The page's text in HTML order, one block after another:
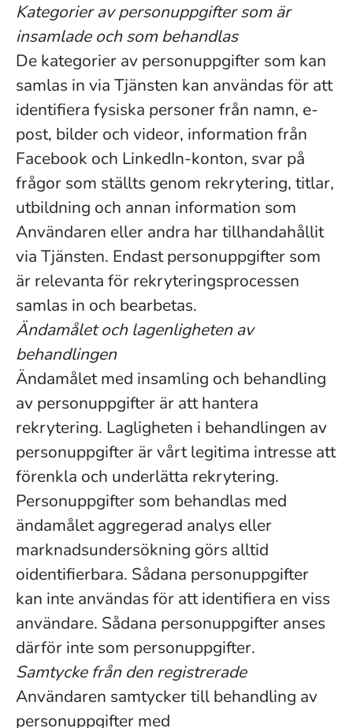
Kategorier av personuppgifter som är
insamlade och som behandlas
De kategorier av personuppgifter som kan
samlas in via Tjänsten kan användas för att
identifiera fysiska personer från namn, e-
post, bilder och videor, information från
Facebook och LinkedIn-konton, svar på
frågor som ställts genom rekrytering, titlar,
utbildning och annan information som
Användaren eller andra har tillhandahållit
via Tjänsten. Endast personuppgifter som
är relevanta för rekryteringsprocessen
samlas in och bearbetas.
Ändamålet och lagenligheten av
behandlingen
Ändamålet med insamling och behandling
av personuppgifter är att hantera
rekrytering. Lagligheten i behandlingen av
personuppgifter är vårt legitima intresse att
förenkla och underlätta rekrytering.
Personuppgifter som behandlas med
ändamålet aggregerad analys eller
marknadsundersökning görs alltid
oidentifierbara. Sådana personuppgifter
kan inte användas för att identifiera en viss
användare. Sådana personuppgifter anses
därför inte som personuppgifter.
Samtycke från den registrerade
Användaren samtycker till behandling av
personuppgifter med